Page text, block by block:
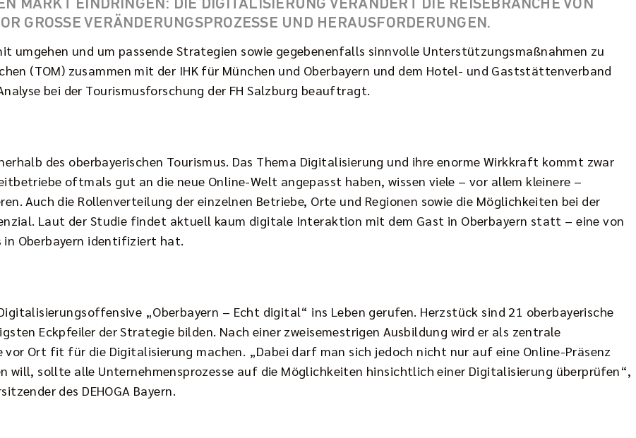
MARKT EINDRINGEN: DIE DIGITALISIERUNG VERÄNDERT DIE REISEBRANCHE VON
GROSSE VERÄNDERUNGSPROZESSE UND HERAUSFORDERUNGEN.
umgehen und um passende Strategien sowie gegebenenfalls sinnvolle Unterstützungsmaßnahmen zu
(TOM) zusammen mit der IHK für München und Oberbayern und dem Hotel- und Gaststättenverband
bei der Tourismusforschung der FH Salzburg beauftragt.
des oberbayerischen Tourismus. Das Thema Digitalisierung und ihre enorme Wirkkraft kommt zwar
oftmals gut an die neue Online-Welt angepasst haben, wissen viele – vor allem kleinere –
Auch die Rollenverteilung der einzelnen Betriebe, Orte und Regionen sowie die Möglichkeiten bei der
Laut der Studie findet aktuell kaum digitale Interaktion mit dem Gast in Oberbayern statt – eine von
in Oberbayern identifiziert hat.
„Oberbayern – Echt digital“ ins Leben gerufen. Herzstück sind 21 oberbayerische
Eckpfeiler der Strategie bilden. Nach einer zweisemestrigen Ausbildung wird er als zentrale
Ort fit für die Digitalisierung machen. „Dabei darf man sich jedoch nicht nur auf eine Online-Präsenz
will, sollte alle Unternehmensprozesse auf die Möglichkeiten hinsichtlich einer Digitalisierung überprüfen“,
des DEHOGA Bayern.